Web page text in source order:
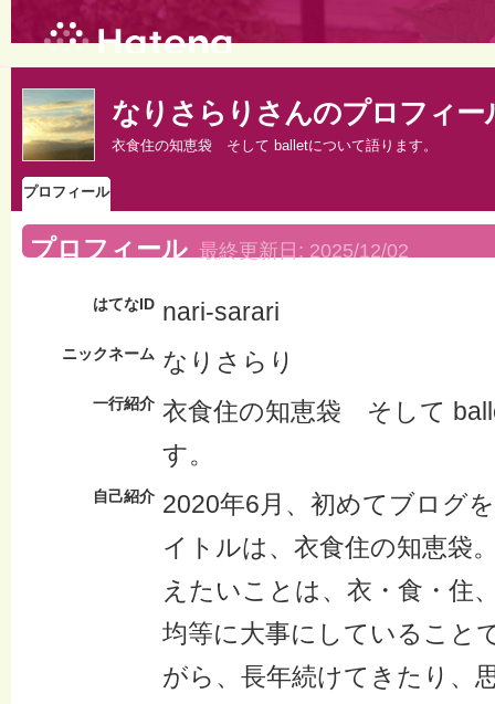
なりさらりさんのプロフィー
衣食住の知恵袋 そして balletについて語ります。
プロフィール
プロフィール 最終更新日: 2025/12/02
はてなID nari-sarari
ニックネーム なりさらり
一行紹介 衣食住の知恵袋 そして
す。
自己紹介 2020年6月、初めてブログ
イトルは、衣食住の知恵袋
えたいことは、衣・食・住
均等に大事にしていること
がら、長年続けてきたり、